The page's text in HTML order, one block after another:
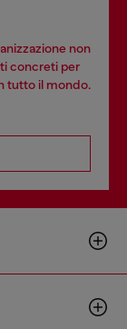
non
concreti per
tutto il mondo.